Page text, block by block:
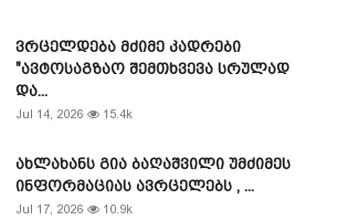
ვრცელდება მძიმე კადრები
"ავტოსაგზაო შემთხვევა სრულად
და...
Jul 14, 2026 15.4k
ახლახანს გია ბაღაშვილი უმძიმეს
ინფორმაციას ავრცელებს , ...
Jul 17, 2026 10.9k